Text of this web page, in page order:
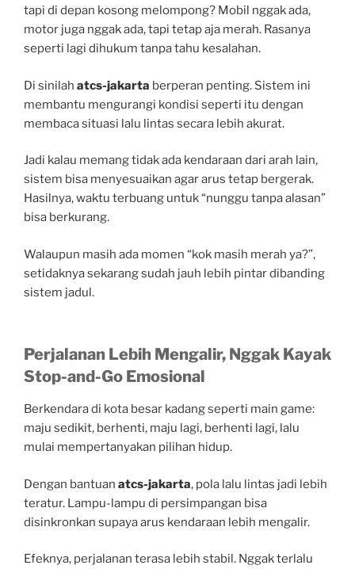
tapi di depan kosong melompong? Mobil nggak ada,
motor juga nggak ada, tapi tetap aja merah. Rasanya
seperti lagi dihukum tanpa tahu kesalahan.
Di sinilah atcs-jakarta berperan penting. Sistem ini
membantu mengurangi kondisi seperti itu dengan
membaca situasi lalu lintas secara lebih akurat.
Jadi kalau memang tidak ada kendaraan dari arah lain,
sistem bisa menyesuaikan agar arus tetap bergerak.
Hasilnya, waktu terbuang untuk “nunggu tanpa alasan”
bisa berkurang.
Walaupun masih ada momen “kok masih merah ya?”,
setidaknya sekarang sudah jauh lebih pintar dibanding
sistem jadul.
Perjalanan Lebih Mengalir, Nggak Kayak
Stop-and-Go Emosional
Berkendara di kota besar kadang seperti main game:
maju sedikit, berhenti, maju lagi, berhenti lagi, lalu
mulai mempertanyakan pilihan hidup.
Dengan bantuan atcs-jakarta, pola lalu lintas jadi lebih
teratur. Lampu-lampu di persimpangan bisa
disinkronkan supaya arus kendaraan lebih mengalir.
Efeknya, perjalanan terasa lebih stabil. Nggak terlalu